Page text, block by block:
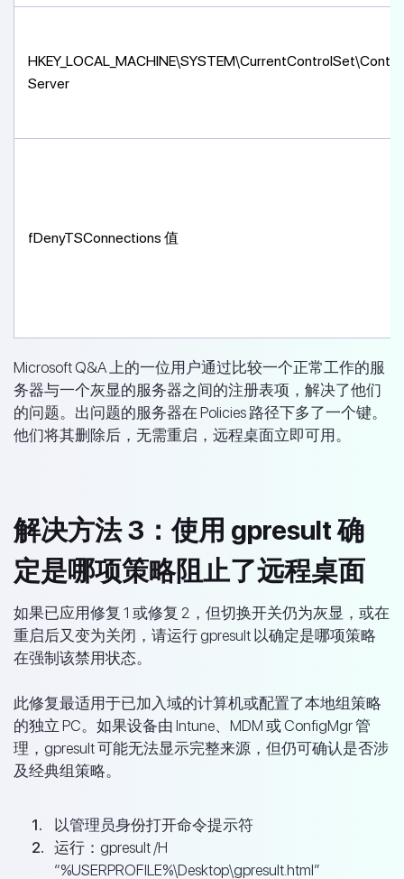
Server
fDenyTSConnections 值
Microsoft Q&A 上的一位用户通过比较一个正常工作的服
务器与一个灰显的服务器之间的注册表项，解决了他们
的问题。出问题的服务器在 Policies 路径下多了一个键。
他们将其删除后，无需重启，远程桌面立即可用。
解决方法 3：使用 gpresult 确
定是哪项策略阻止了远程桌面
如果已应用修复 1 或修复 2，但切换开关仍为灰显，或在
重启后又变为关闭，请运行 gpresult 以确定是哪项策略
在强制该禁用状态。
此修复最适用于已加入域的计算机或配置了本地组策略
的独立 PC。如果设备由 Intune、MDM 或 ConfigMgr 管
理，gpresult 可能无法显示完整来源，但仍可确认是否涉
及经典组策略。
以管理员身份打开命令提示符
运行：gpresult /H
“%USERPROFILE%\Desktop\gpresult.html”